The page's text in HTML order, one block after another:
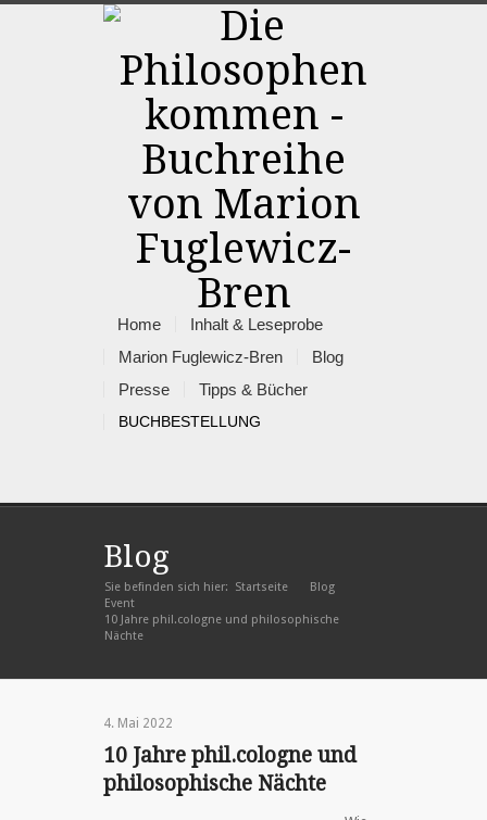
Home
Inhalt & Leseprobe
Marion Fuglewicz-Bren
Blog
Presse
Tipps & Bücher
BUCHBESTELLUNG
Blog
Sie befinden sich hier: Startseite »
Blog
Event
10 Jahre phil.cologne und philosophische
Nächte
4. Mai 2022
10 Jahre phil.cologne und
philosophische Nächte